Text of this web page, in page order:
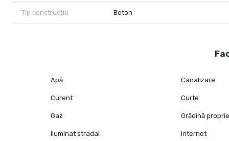
Tip construcție Beton
Apă Canalizare
Curent Curte
Gaz Grădină proprie
Iluminat stradal Internet